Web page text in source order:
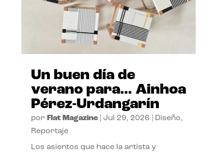
Un buen día de
verano para… Ainhoa
Pérez-Urdangarín
por Flat Magazine| Jul 29, 2026 Diseño,
Reportaje
Los asientos que hace la artista y